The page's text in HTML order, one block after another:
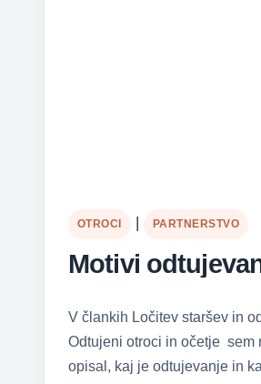
OTROCI PARTNERSTVO
Motivi
V člankih Ločitev staršev in
Odtujeni otroci in očetje sem
opisal, kaj je odtujevanje in